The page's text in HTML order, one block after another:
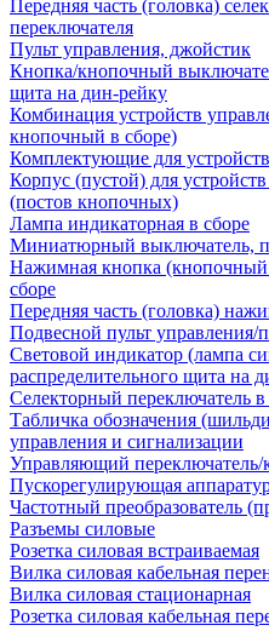
Передняя часть (головка)
переключателя
Пульт управления, джойстик
Кнопка/кнопочный
щита на дин-рейку
Комбинация устройств
кнопочный в сборе)
Комплектующие для
Корпус (пустой) для
(постов кнопочных)
Лампа индикаторная в сборе
Миниатюрный выключатель,
Нажимная кнопка (кнопочный
сборе
Передняя часть (головка)
Подвесной пульт управления/
Световой индикатор (лампа
распределительного щита на
Селекторный переключатель в
Табличка обозначения
управления и сигнализации
Управляющий переключатель/
Пускорегулирующая
Частотный преобразователь
Разъемы силовые
Розетка силовая встраиваемая
Вилка силовая кабельная
Вилка силовая стационарная
Розетка силовая кабельная